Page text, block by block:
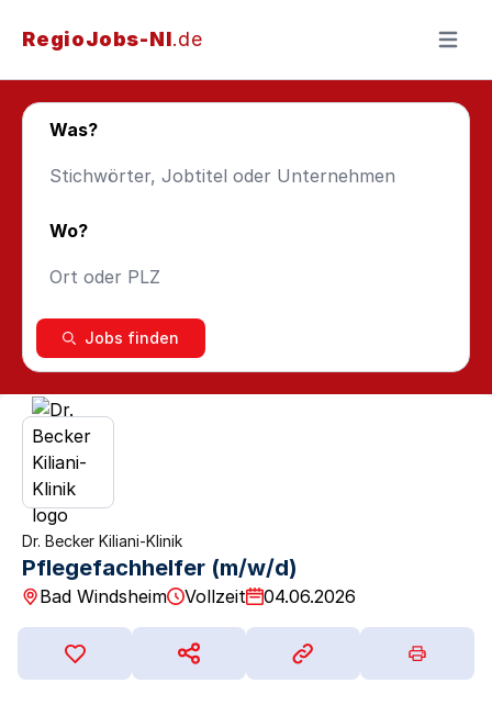
RegioJobs-NI.de Menü
Was?
Wo?
Jobs finden
Dr. Becker Kiliani-Klinik
Pflegefachhelfer (m/w/d)
Bad Windsheim Vollzeit 04.06.2026